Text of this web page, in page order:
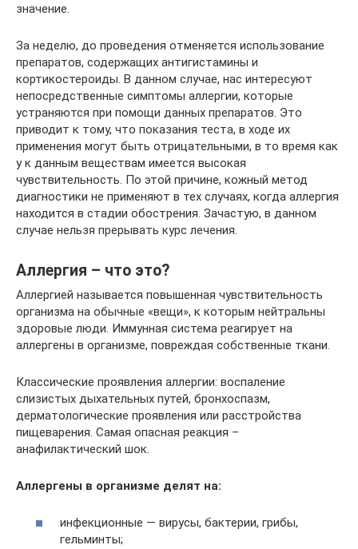
значение.
За неделю, до проведения отменяется использование
препаратов, содержащих антигистамины и
кортикостероиды. В данном случае, нас интересуют
непосредственные симптомы аллергии, которые
устраняются при помощи данных препаратов. Это
приводит к тому, что показания теста, в ходе их
применения могут быть отрицательными, в то время как
у к данным веществам имеется высокая
чувствительность. По этой причине, кожный метод
диагностики не применяют в тех случаях, когда аллергия
находится в стадии обострения. Зачастую, в данном
случае нельзя прерывать курс лечения.
Аллергия – что это?
Аллергией называется повышенная чувствительность
организма на обычные «вещи», к которым нейтральны
здоровые люди. Иммунная система реагирует на
аллергены в организме, повреждая собственные ткани.
Классические проявления аллергии: воспаление
слизистых дыхательных путей, бронхоспазм,
дерматологические проявления или расстройства
пищеварения. Самая опасная реакция –
анафилактический шок.
Аллергены в организме делят на:
инфекционные — вирусы, бактерии, грибы,
гельминты;